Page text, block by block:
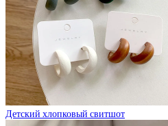
Детский хлопковый свитшот